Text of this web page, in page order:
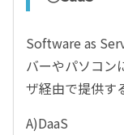
Software as
バーやパソコン
ザ経由で提供す
A)DaaS